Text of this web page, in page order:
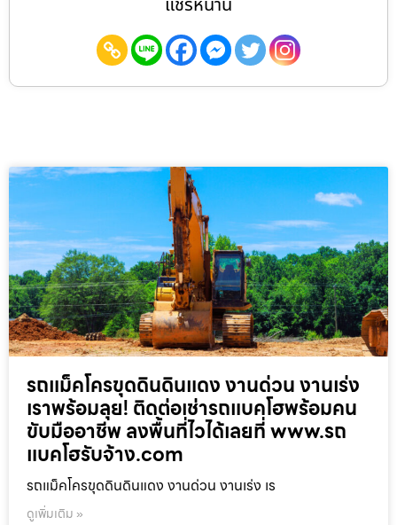
แชร์หน้านี้
รถแม็คโครขุดดินดินแดง งานด่วน งานเร่ง
เราพร้อมลุย! ติดต่อเช่ารถแบคโฮพร้อมคน
ขับมืออาชีพ ลงพื้นที่ไวได้เลยที่ www.รถ
แบคโฮรับจ้าง.com
รถแม็คโครขุดดินดินแดง งานด่วน งานเร่ง เร
ดูเพิ่มเติม »